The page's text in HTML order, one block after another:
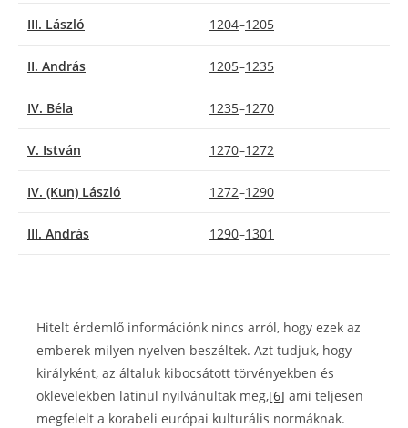
III. László 1204–1205
II. András 1205–1235
IV. Béla 1235–1270
V. István 1270–1272
IV. (Kun) László 1272–1290
III. András 1290–1301
Hitelt érdemlő információnk nincs arról, hogy ezek az
emberek milyen nyelven beszéltek. Azt tudjuk, hogy
királyként, az általuk kibocsátott törvényekben és
oklevelekben latinul nyilvánultak meg,[6] ami teljesen
megfelelt a korabeli európai kulturális normáknak.